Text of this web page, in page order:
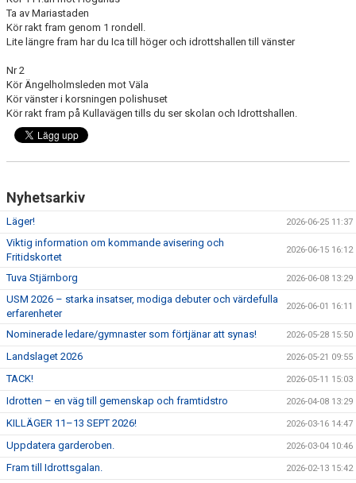
Ta av Mariastaden
Kör rakt fram genom 1 rondell.
Lite längre fram har du Ica till höger och idrottshallen till vänster
Nr 2
Kör Ängelholmsleden mot Väla
Kör vänster i korsningen polishuset
Kör rakt fram på Kullavägen tills du ser skolan och Idrottshallen.
Nyhetsarkiv
Läger! 2026-06-25 11:37
Viktig information om kommande avisering och
Fritidskortet
2026-06-15 16:12
Tuva Stjärnborg 2026-06-08 13:29
USM 2026 – starka insatser, modiga debuter och värdefulla
erfarenheter
2026-06-01 16:11
Nominerade ledare/gymnaster som förtjänar att synas! 2026-05-28 15:50
Landslaget 2026 2026-05-21 09:55
TACK! 2026-05-11 15:03
Idrotten – en väg till gemenskap och framtidstro 2026-04-08 13:29
KILLÄGER 11–13 SEPT 2026! 2026-03-16 14:47
Uppdatera garderoben. 2026-03-04 10:46
Fram till Idrottsgalan. 2026-02-13 15:42